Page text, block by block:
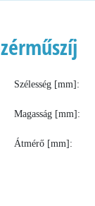
Szélesség [mm]:
Magasság [mm]:
Átmérő [mm]: